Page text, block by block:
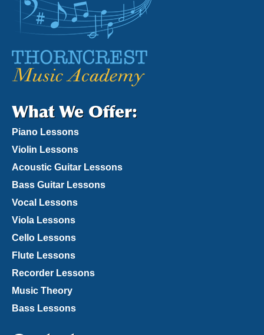
What We Offer:
Piano Lessons
Violin Lessons
Acoustic Guitar Lessons
Bass Guitar Lessons
Vocal Lessons
Viola Lessons
Cello Lessons
Flute Lessons
Recorder Lessons
Music Theory
Bass Lessons